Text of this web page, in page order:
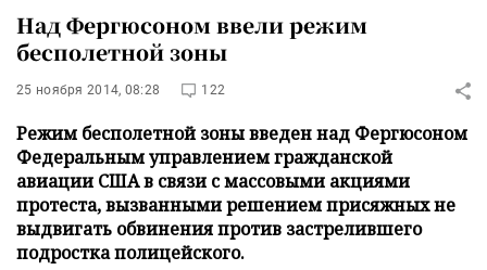
Над Фергюсоном ввели режим
бесполетной зоны
25 ноября 2014, 08:28 122
Режим бесполетной зоны введен над Фергюсоном
Федеральным управлением гражданской
авиации США в связи с массовыми акциями
протеста, вызванными решением присяжных не
выдвигать обвинения против застрелившего
подростка полицейского.